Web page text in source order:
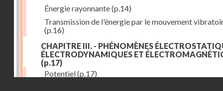
Énergie rayonnante(p.14)
Transmission de l'énergie par le mouvement
(p.16)
CHAPITRE III. - PHÉNOMÈNES
ÉLECTRODYNAMIQUES ET
(p.17)
Potentiel(p.17)